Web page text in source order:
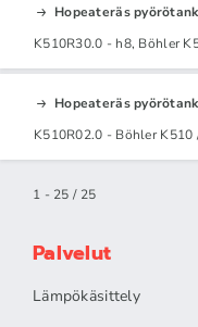
Hopeateräs
K510R30.0 - h8, Böhler
Hopeateräs
K510R02.0 - Böhler K510
1 - 25 / 25
Palvelut
Lämpökäsittely